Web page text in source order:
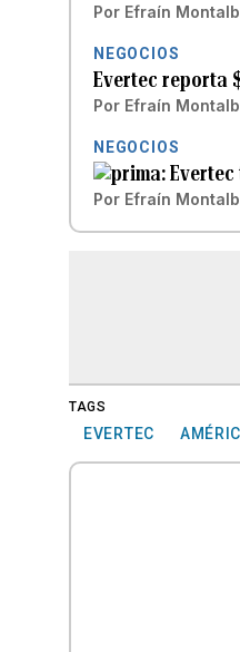
Por Efraín
NEGOCIOS
Evertec reporta
Por Efraín
NEGOCIOS
Por Efraín
TAGS
EVERTEC